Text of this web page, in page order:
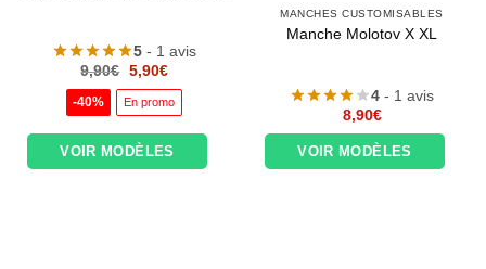
5 - 1 avis
9,90€ Le
initial
était :
5,90€Le
actuel
est :
-40% En promo
VOIR MODÈLES
MANCHES CUSTOMISABLES
Manche Molotov X XL
4 - 1 avis
8,90€
VOIR MODÈLES